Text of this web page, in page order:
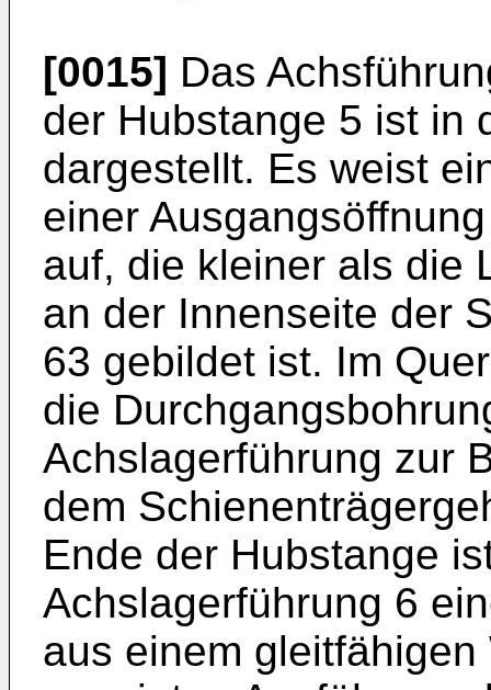
[0015] Das
der Hubstange 5 ist in
dargestellt. Es weist
einer
auf, die kleiner als die
an der Innenseite der
63 gebildet ist. Im
die
Achslagerführung zur
dem
Ende der Hubstange
Achslagerführung 6
aus einem